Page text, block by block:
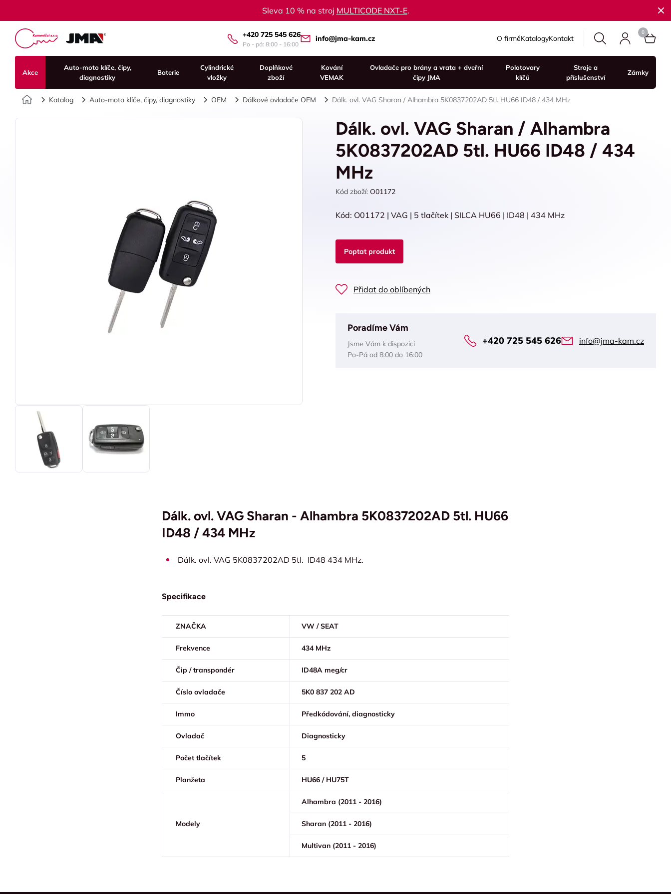
Sleva 10 % na stroj MULTICODE NXT-E.
+420 725 545 626
Po - pá: 8:00 - 16:00
info@jma-kam.cz O firměKatalogyKontakt
Akce
Auto-moto klíče, čipy,
diagnostiky
Baterie
Cylindrické
vložky
Doplňkové
zboží
Kování
VEMAK
Ovladače pro brány a vrata + dveřní
čipy JMA
Polotovary
klíčů
Stroje a
příslušenství
Zámky
Úvod
Katalog Auto-moto klíče, čipy, diagnostiky OEM Dálkové ovladače OEM Dálk. ovl. VAG Sharan / Alhambra 5K0837202AD 5tl. HU66 ID48 / 434 MHz
Dálk. ovl. VAG Sharan / Alhambra
5K0837202AD 5tl. HU66 ID48 / 434
MHz
Kód zboží: O01172
Kód: O01172 | VAG | 5 tlačítek | SILCA HU66 | ID48 | 434 MHz
Poptat produkt
Přidat do oblíbených
Poradíme Vám
Jsme Vám k dispozici
Po-Pá od 8:00 do 16:00
+420 725 545 626 info@jma-kam.cz
Dálk. ovl. VAG Sharan - Alhambra 5K0837202AD 5tl. HU66
ID48 / 434 MHz
Dálk. ovl. VAG 5K0837202AD 5tl. ID48 434 MHz.
Specifikace
ZNAČKA VW / SEAT
Frekvence 434 MHz
Čip / transpondér ID48A meg/cr
Číslo ovladače 5K0 837 202 AD
Immo Předkódování, diagnosticky
Ovladač Diagnosticky
Počet tlačítek 5
Planžeta HU66 / HU75T
Modely
Alhambra (2011 - 2016)
Sharan (2011 - 2016)
Multivan (2011 - 2016)